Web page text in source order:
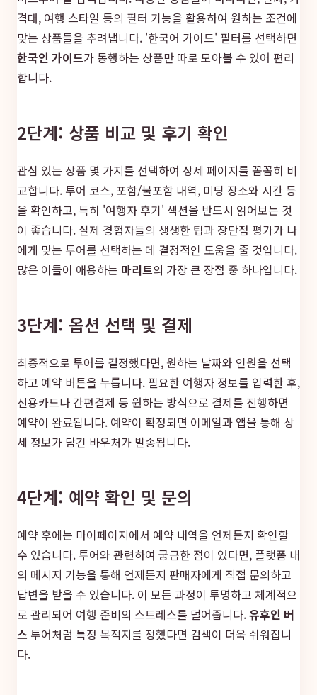
격대, 여행 스타일 등의 필터 기능을 활용하여 원하는 조건에
맞는 상품들을 추려냅니다. '한국어 가이드' 필터를 선택하면
한국인 가이드가 동행하는 상품만 따로 모아볼 수 있어 편리
합니다.
2단계: 상품 비교 및 후기 확인
관심 있는 상품 몇 가지를 선택하여 상세 페이지를 꼼꼼히 비
교합니다. 투어 코스, 포함/불포함 내역, 미팅 장소와 시간 등
을 확인하고, 특히 '여행자 후기' 섹션을 반드시 읽어보는 것
이 좋습니다. 실제 경험자들의 생생한 팁과 장단점 평가가 나
에게 맞는 투어를 선택하는 데 결정적인 도움을 줄 것입니다.
많은 이들이 애용하는 마리트의 가장 큰 장점 중 하나입니다.
3단계: 옵션 선택 및 결제
최종적으로 투어를 결정했다면, 원하는 날짜와 인원을 선택
하고 예약 버튼을 누릅니다. 필요한 여행자 정보를 입력한 후,
신용카드나 간편결제 등 원하는 방식으로 결제를 진행하면
예약이 완료됩니다. 예약이 확정되면 이메일과 앱을 통해 상
세 정보가 담긴 바우처가 발송됩니다.
4단계: 예약 확인 및 문의
예약 후에는 마이페이지에서 예약 내역을 언제든지 확인할
수 있습니다. 투어와 관련하여 궁금한 점이 있다면, 플랫폼 내
의 메시지 기능을 통해 언제든지 판매자에게 직접 문의하고
답변을 받을 수 있습니다. 이 모든 과정이 투명하고 체계적으
로 관리되어 여행 준비의 스트레스를 덜어줍니다.유후인 버
스 투어처럼 특정 목적지를 정했다면 검색이 더욱 쉬워집니
다.